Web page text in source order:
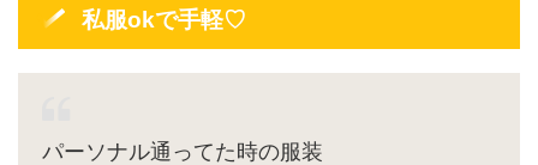
私服okで手軽♡
パーソナル通ってた時の服装